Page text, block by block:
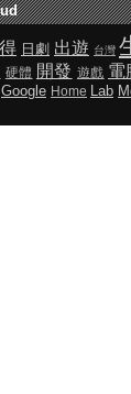
日劇 出遊 台灣
硬體 開發 遊戲 電
Google Home Lab